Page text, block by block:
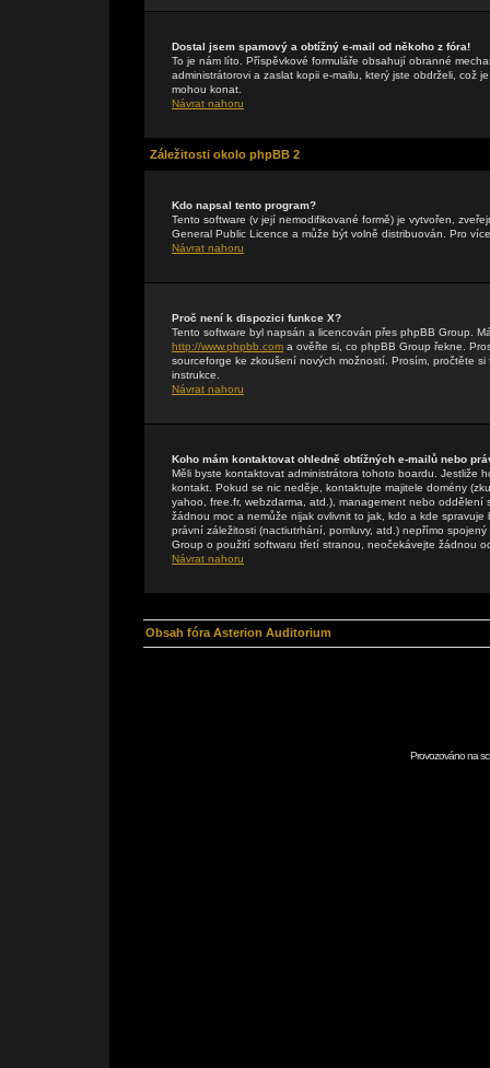
Dostal jsem spamový a obtížný e-mail od někoho z fóra!
To je nám líto. Příspěvkové formuláře obsahují obranné
administrátorovi a zaslat kopii e-mailu, který jste obdrželi, což
mohou konat.
Návrat nahoru
Záležitosti okolo phpBB 2
Kdo napsal tento program?
Tento software (v její nemodifikované formě) je vytvořen,
General Public Licence a může být volně distribuován. Pro
Návrat nahoru
Proč není k dispozici funkce X?
Tento software byl napsán a licencován přes phpBB Group.
http://www.phpbb.com a ověřte si, co phpBB Group řekne.
sourceforge ke zkoušení nových možností. Prosím, pročtěte
instrukce.
Návrat nahoru
Koho mám kontaktovat ohledně obtížných e-mailů nebo
Měli byste kontaktovat administrátora tohoto boardu. Jestliže
kontakt. Pokud se nic neděje, kontaktujte majitele domény
yahoo, free.fr, webzdarma, atd.), management nebo
žádnou moc a nemůže nijak ovlivnit to jak, kdo a kde
právní záležitosti (nactiutrhání, pomluvy, atd.) nepřímo
Group o použití softwaru třetí stranou, neočekávejte žádnou
Návrat nahoru
Obsah fóra Asterion Auditorium
Provozováno na